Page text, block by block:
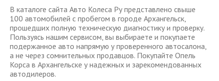
В каталоге сайта Авто Колеса Ру представлено свыше
100 автомобилей с пробегом в городе Архангельск,
прошедших полную техническую диагностику и проверку.
Пользуясь нашим сервисом, вы выбираете и покупаете
подержанное авто напрямую у проверенного автосалона,
а не через сомнительных продавцов. Покупайте Опель
Корса в Архангельске у надежных и зарекомендованных
автодилеров.